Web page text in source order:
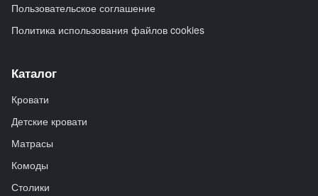
Пользовательское соглашение
Политика использования файлов cookies
Каталог
Кровати
Детские кровати
Матрасы
Комоды
Столики